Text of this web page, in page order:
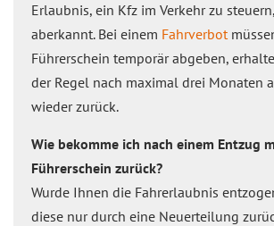
Erlaubnis, ein Kfz im Verkehr zu
aberkannt. Bei einem Fahrverbot
Führerschein temporär abgeben,
der Regel nach maximal drei Monaten
wieder zurück.
Wie bekomme ich nach einem Entzug
Führerschein zurück?
Wurde Ihnen die Fahrerlaubnis
diese nur durch eine Neuerteilung